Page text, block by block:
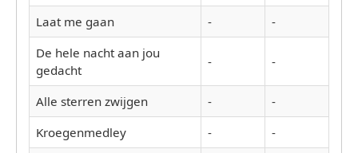
Laat me gaan -
-
De hele nacht aan jou
gedacht
- -
Alle sterren zwijgen -
-
Kroegenmedley
-
-